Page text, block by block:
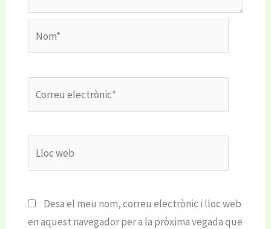
Desa el meu nom, correu electrònic i lloc web
en aquest navegador per a la pròxima vegada que